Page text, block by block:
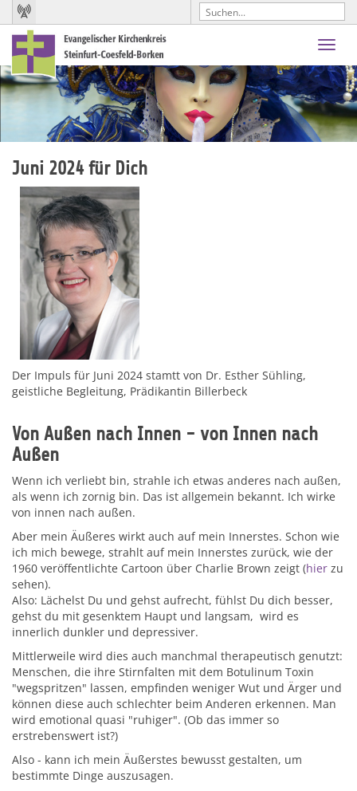
Juni 2024 für Dich
Der Impuls für Juni 2024 stamtt von Dr. Esther Sühling,
geistliche Begleitung, Prädikantin Billerbeck
Von Außen nach Innen - von Innen nach
Außen
Wenn ich verliebt bin, strahle ich etwas anderes nach außen,
als wenn ich zornig bin. Das ist allgemein bekannt. Ich wirke
von innen nach außen.
Aber mein Äußeres wirkt auch auf mein Innerstes. Schon wie
ich mich bewege, strahlt auf mein Innerstes zurück, wie der
1960 veröffentlichte Cartoon über Charlie Brown zeigt (hier zu
sehen).
Also: Lächelst Du und gehst aufrecht, fühlst Du dich besser,
gehst du mit gesenktem Haupt und langsam, wird es
innerlich dunkler und depressiver.
Mittlerweile wird dies auch manchmal therapeutisch genutzt:
Menschen, die ihre Stirnfalten mit dem Botulinum Toxin
"wegspritzen" lassen, empfinden weniger Wut und Ärger und
können diese auch schlechter beim Anderen erkennen. Man
wird emotional quasi "ruhiger". (Ob das immer so
erstrebenswert ist?)
Also - kann ich mein Äußerstes bewusst gestalten, um
bestimmte Dinge auszusagen.